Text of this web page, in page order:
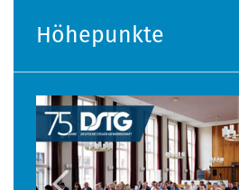
Höhepunkte